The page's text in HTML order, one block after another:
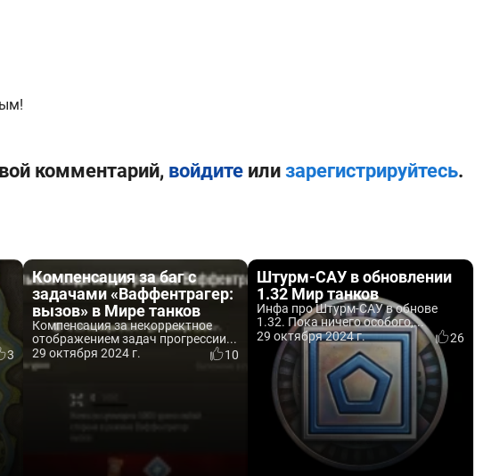
комментарий, войдитеили зарегистрируйтесь.
3
Компенсация за баг с
задачами «Ваффентрагер:
вызов» в Мире танков
Компенсация за некорректное
отображением задач прогрессии...
29 октября 2024 г.
10
Штурм-САУ в обновлении
1.32 Мир танков
Инфа про Штурм-САУ в обнове
1.32. Пока ничего особого,...
29 октября 2024 г.
26